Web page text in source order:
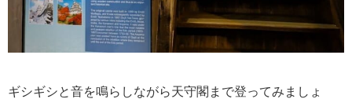
ギシギシと音を鳴らしながら天守閣まで登ってみましょ